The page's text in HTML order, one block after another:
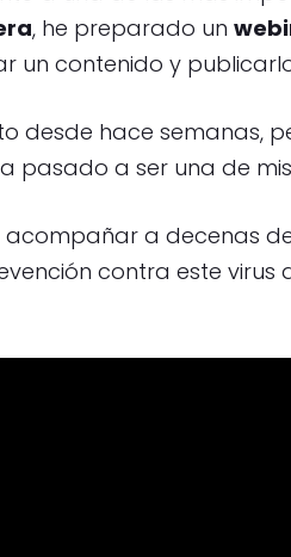
, he preparado un
un contenido y
desde hace semanas,
pasado a ser una de
acompañar a decenas
contra este